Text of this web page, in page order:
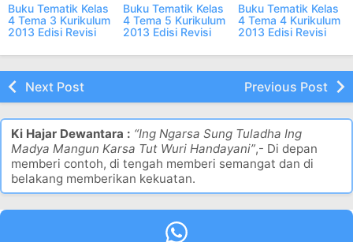
Buku Tematik Kelas
4 Tema 3 Kurikulum
2013 Edisi Revisi
Buku Tematik Kelas
4 Tema 5 Kurikulum
2013 Edisi Revisi
Buku Tematik Kelas
4 Tema 4 Kurikulum
2013 Edisi Revisi
Next Post Previous Post
Ki Hajar Dewantara : “Ing Ngarsa Sung Tuladha Ing
Madya Mangun Karsa Tut Wuri Handayani”,- Di depan
memberi contoh, di tengah memberi semangat dan di
belakang memberikan kekuatan.